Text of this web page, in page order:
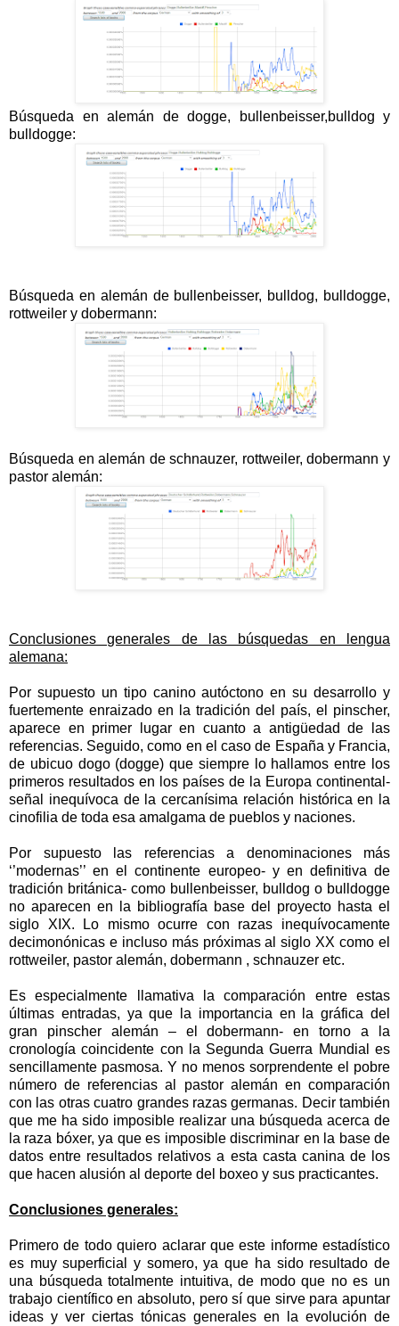
Búsqueda en alemán de dogge, bullenbeisser,bulldog y
bulldogge:
Búsqueda en alemán de bullenbeisser, bulldog, bulldogge,
rottweiler y dobermann:
Búsqueda en alemán de schnauzer, rottweiler, dobermann y
pastor alemán:
Conclusiones generales de las búsquedas en lengua
alemana:
Por supuesto un tipo canino autóctono en su desarrollo y
fuertemente enraizado en la tradición del país, el pinscher,
aparece en primer lugar en cuanto a antigüedad de las
referencias. Seguido, como en el caso de España y Francia,
de ubicuo dogo (dogge) que siempre lo hallamos entre los
primeros resultados en los países de la Europa continental-
señal inequívoca de la cercanísima relación histórica en la
cinofilia de toda esa amalgama de pueblos y naciones.
Por supuesto las referencias a denominaciones más
‘’modernas’’ en el continente europeo- y en definitiva de
tradición británica- como bullenbeisser, bulldog o bulldogge
no aparecen en la bibliografía base del proyecto hasta el
siglo XIX. Lo mismo ocurre con razas inequívocamente
decimonónicas e incluso más próximas al siglo XX como el
rottweiler, pastor alemán, dobermann , schnauzer etc.
Es especialmente llamativa la comparación entre estas
últimas entradas, ya que la importancia en la gráfica del
gran pinscher alemán – el dobermann- en torno a la
cronología coincidente con la Segunda Guerra Mundial es
sencillamente pasmosa. Y no menos sorprendente el pobre
número de referencias al pastor alemán en comparación
con las otras cuatro grandes razas germanas. Decir también
que me ha sido imposible realizar una búsqueda acerca de
la raza bóxer, ya que es imposible discriminar en la base de
datos entre resultados relativos a esta casta canina de los
que hacen alusión al deporte del boxeo y sus practicantes.
Conclusiones generales:
Primero de todo quiero aclarar que este informe estadístico
es muy superficial y somero, ya que ha sido resultado de
una búsqueda totalmente intuitiva, de modo que no es un
trabajo científico en absoluto, pero sí que sirve para apuntar
ideas y ver ciertas tónicas generales en la evolución de